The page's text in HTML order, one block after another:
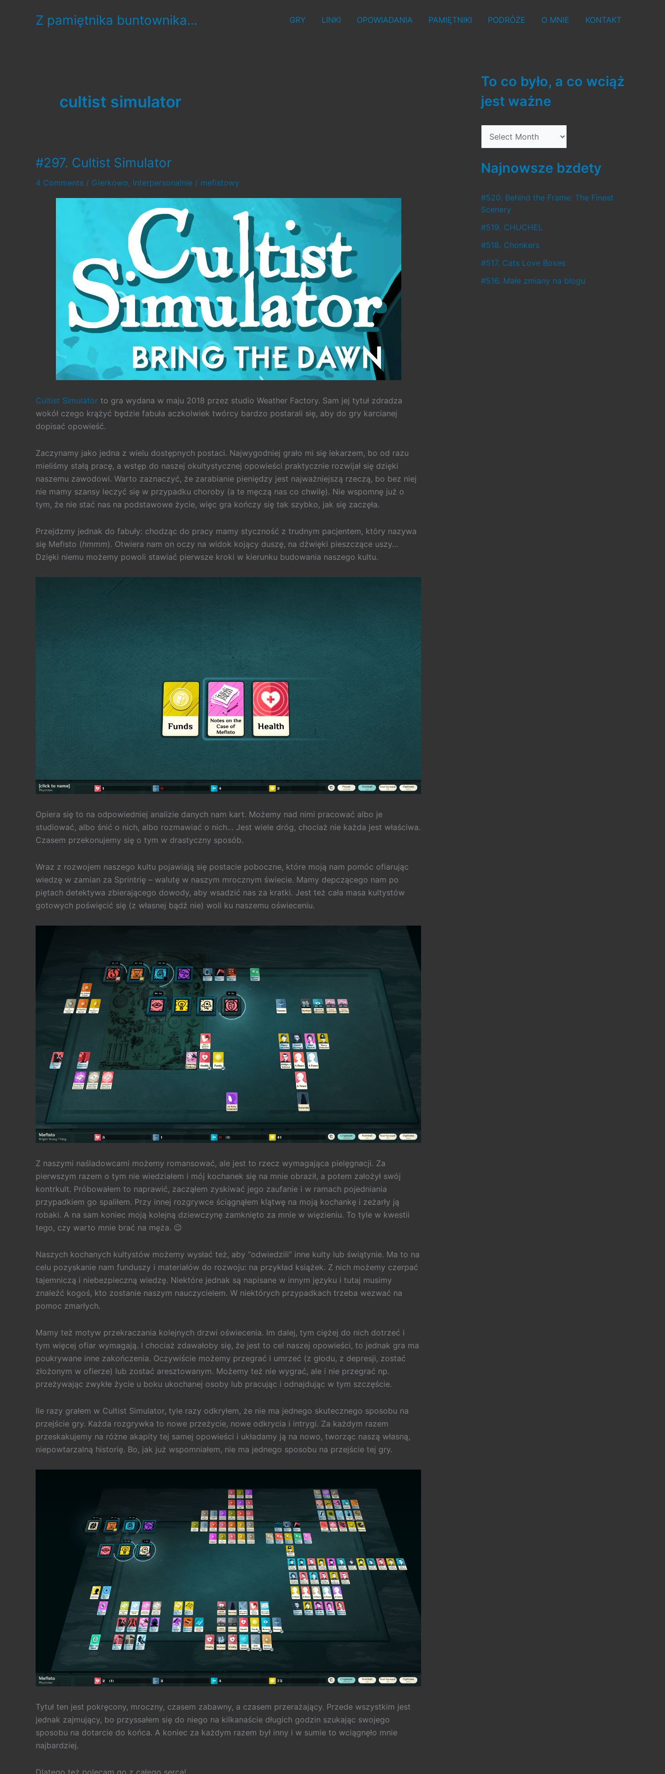
Z pamiętnika buntownika... GRY LINKI OPOWIADANIA PAMIĘTNIKI PODRÓŻE O MNIE KONTAKT
cultist simulator
#297. Cultist Simulator
4 Comments / Gierkowo, Interpersonalnie / mefistowy
Cultist Simulator to gra wydana w maju 2018 przez studio Weather Factory. Sam jej tytuł zdradza
wokół czego krążyć będzie fabuła aczkolwiek twórcy bardzo postarali się, aby do gry karcianej
dopisać opowieść.
Zaczynamy jako jedna z wielu dostępnych postaci. Najwygodniej grało mi się lekarzem, bo od razu
mieliśmy stałą pracę, a wstęp do naszej okultystycznej opowieści praktycznie rozwijał się dzięki
naszemu zawodowi. Warto zaznaczyć, że zarabianie pieniędzy jest najważniejszą rzeczą, bo bez niej
nie mamy szansy leczyć się w przypadku choroby (a te męczą nas co chwilę). Nie wspomnę już o
tym, że nie stać nas na podstawowe życie, więc gra kończy się tak szybko, jak się zaczęła.
Przejdzmy jednak do fabuły: chodząc do pracy mamy styczność z trudnym pacjentem, który nazywa
się Mefisto (hmmm). Otwiera nam on oczy na widok kojący duszę, na dźwięki pieszczące uszy…
Dzięki niemu możemy powoli stawiać pierwsze kroki w kierunku budowania naszego kultu.
Opiera się to na odpowiedniej analizie danych nam kart. Możemy nad nimi pracować albo je
studiować, albo śnić o nich, albo rozmawiać o nich… Jest wiele dróg, chociaż nie każda jest właściwa.
Czasem przekonujemy się o tym w drastyczny sposób.
Wraz z rozwojem naszego kultu pojawiają się postacie poboczne, które moją nam pomóc ofiarując
wiedzę w zamian za Sprintrię – walutę w naszym mrocznym świecie. Mamy depczącego nam po
piętach detektywa zbierającego dowody, aby wsadzić nas za kratki. Jest też cała masa kultystów
gotowych poświęcić się (z własnej bądź nie) woli ku naszemu oświeceniu.
Z naszymi naśladowcami możemy romansować, ale jest to rzecz wymagająca pielęgnacji. Za
pierwszym razem o tym nie wiedziałem i mój kochanek się na mnie obraził, a potem założył swój
kontrkult. Próbowałem to naprawić, zacząłem zyskiwać jego zaufanie i w ramach pojedniania
przypadkiem go spaliłem. Przy innej rozgrywce ściągnąłem klątwę na moją kochankę i zeżarły ją
robaki. A na sam koniec moją kolejną dziewczynę zamknięto za mnie w więzieniu. To tyle w kwestii
tego, czy warto mnie brać na męża. 😉
Naszych kochanych kultystów możemy wysłać też, aby “odwiedzili” inne kulty lub świątynie. Ma to na
celu pozyskanie nam funduszy i materiałów do rozwoju: na przykład książek. Z nich możemy czerpać
tajemniczą i niebezpieczną wiedzę. Niektóre jednak są napisane w innym języku i tutaj musimy
znaleźć kogoś, kto zostanie naszym nauczycielem. W niektórych przypadkach trzeba wezwać na
pomoc zmarłych.
Mamy też motyw przekraczania kolejnych drzwi oświecenia. Im dalej, tym ciężej do nich dotrzeć i
tym więcej ofiar wymagają. I chociaż zdawałoby się, że jest to cel naszej opowieści, to jednak gra ma
poukrywane inne zakończenia. Oczywiście możemy przegrać i umrzeć (z głodu, z depresji, zostać
złożonym w ofierze) lub zostać aresztowanym. Możemy też nie wygrać, ale i nie przegrać np.
przeżywając zwykłe życie u boku ukochanej osoby lub pracując i odnajdując w tym szczęście.
Ile razy grałem w Cultist Simulator, tyle razy odkryłem, że nie ma jednego skutecznego sposobu na
przejście gry. Każda rozgrywka to nowe przeżycie, nowe odkrycia i intrygi. Za każdym razem
przeskakujemy na różne akapity tej samej opowieści i układamy ją na nowo, tworząc naszą własną,
niepowtarzalną historię. Bo, jak już wspomniałem, nie ma jednego sposobu na przejście tej gry.
Tytuł ten jest pokręcony, mroczny, czasem zabawny, a czasem przerażający. Przede wszystkim jest
jednak zajmujący, bo przyssałem się do niego na kilkanaście długich godzin szukając swojego
sposobu na dotarcie do końca. A koniec za każdym razem był inny i w sumie to wciągnęło mnie
najbardziej.
Dlatego też polecam go z całego serca!
To co było, a co wciąż
jest ważne
o
c
b
y
ł
o
,
Najnowsze bzdety
#520. Behind the Frame: The Finest
Scenery
#519. CHUCHEL
#518. Chonkers
#517. Cats Love Boxes
#516. Małe zmiany na blogu